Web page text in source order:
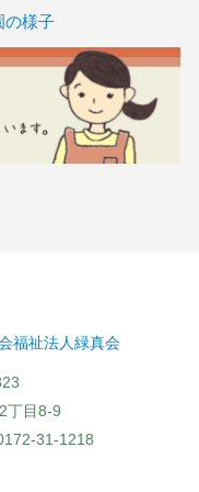
丁目8-9
31-1218